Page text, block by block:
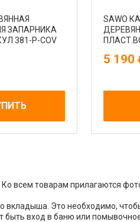
ЗАПАРНИКА
381-P-COV
SAWO
5 190
всем товарам прилагаются
вкладыша. Это необходимо,
быть вход в баню или